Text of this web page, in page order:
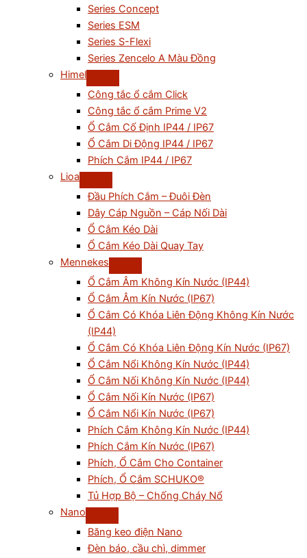
Series Concept
Series ESM
Series S-Flexi
Series Zencelo A Màu Đồng
Himel
Công tắc ổ cắm Click
Công tắc ổ cắm Prime V2
Ổ Cắm Cố Định IP44 / IP67
Ổ Cắm Di Động IP44 / IP67
Phích Cắm IP44 / IP67
Lioa
Đầu Phích Cắm – Đuôi Đèn
Dây Cáp Nguồn – Cáp Nối Dài
Ổ Cắm Kéo Dài
Ổ Cắm Kéo Dài Quay Tay
Mennekes
Ổ Cắm Âm Không Kín Nước (IP44)
Ổ Cắm Âm Kín Nước (IP67)
Ổ Cắm Có Khóa Liên Động Không Kín Nước
(IP44)
Ổ Cắm Có Khóa Liên Động Kín Nước (IP67)
Ổ Cắm Nổi Không Kín Nước (IP44)
Ổ Cắm Nối Không Kín Nước (IP44)
Ổ Cắm Nối Kín Nước (IP67)
Ổ Cắm Nổi Kín Nước (IP67)
Phích Cắm Không Kín Nước (IP44)
Phích Cắm Kín Nước (IP67)
Phích, Ổ Cắm Cho Container
Phích, Ổ Cắm SCHUKO®
Tủ Hợp Bộ – Chống Cháy Nổ
Nano
Băng keo điện Nano
Đèn báo, cầu chì, dimmer